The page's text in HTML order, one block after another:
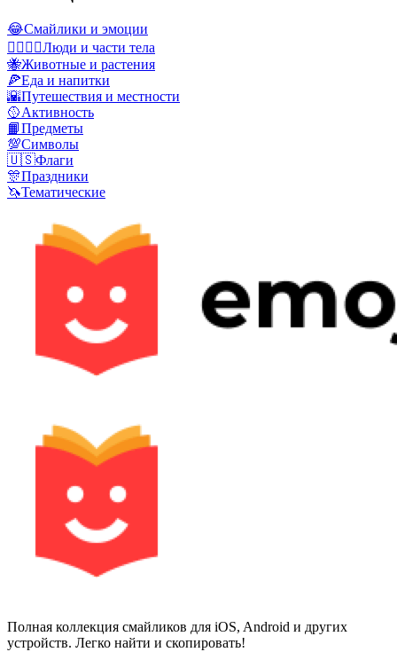
😂Смайлики и эмоции
👩‍❤️‍💋‍👨Люди и части тела
🐝Животные и растения
🍕Еда и напитки
🌇Путешествия и местности
🥎Активность
📙Предметы
💯Символы
🇺🇸Флаги
🎊Праздники
🦄Тематические
Полная коллекция смайликов для iOS, Android и других
устройств. Легко найти и скопировать!